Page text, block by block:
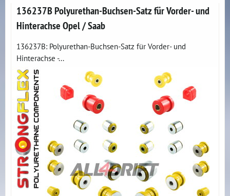
136237B Polyurethan-Buchsen-Satz für Vorder- und
Hinterachse Opel / Saab
136237B: Polyurethan-Buchsen-Satz für Vorder- und
Hinterachse -...